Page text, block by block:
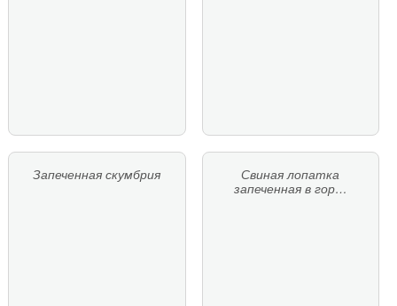
Запеченная скумбрия
Свиная лопатка
запеченная в гор…